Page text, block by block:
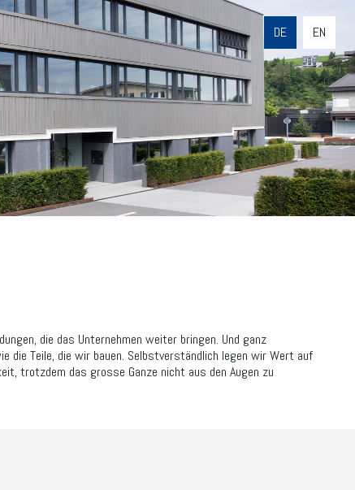
DE EN
die das Unternehmen weiter bringen. Und ganz
die Teile, die wir bauen. Selbstverständlich legen wir Wert auf
trotzdem das grosse Ganze nicht aus den Augen zu